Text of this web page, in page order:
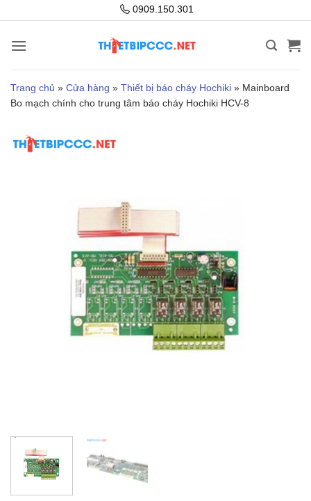
nội
0909.150.301
Trang chủ » Cửa hàng » Thiết bị báo cháy Hochiki » Mainboard
Bo mạch chính cho trung tâm báo cháy Hochiki HCV-8